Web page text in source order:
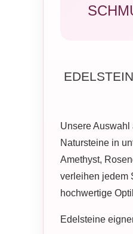
Unsere
Natursteine in
Amethyst,
verleihen jedem
hochwertige
Edelsteine